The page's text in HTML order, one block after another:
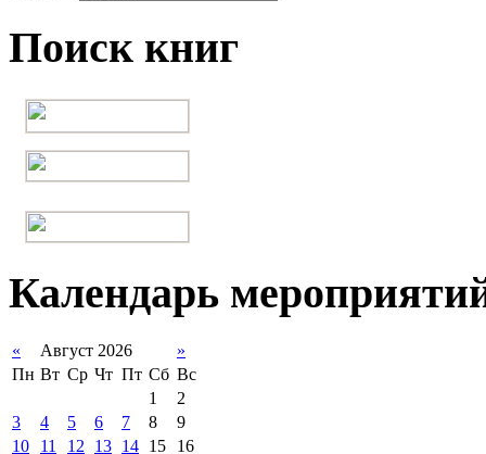
Поиск книг
Календарь
« Август 2026
»
Пн Вт Ср Чт Пт Сб Вс
1
2
3
4 5 6 7 8
9
10
11 12 13 14 15 16